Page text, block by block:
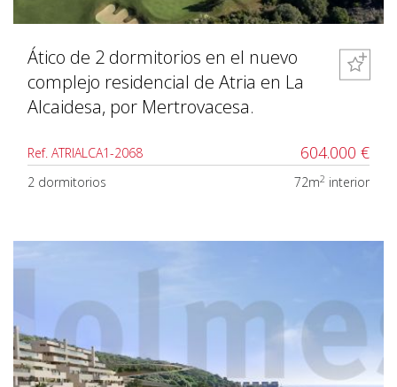
Ático de 2 dormitorios en el nuevo
complejo residencial de Atria en La
Alcaidesa, por Mertrovacesa.
Ref. ATRIALCA1-2068 604.000 €
2 dormitorios 72m2 interior